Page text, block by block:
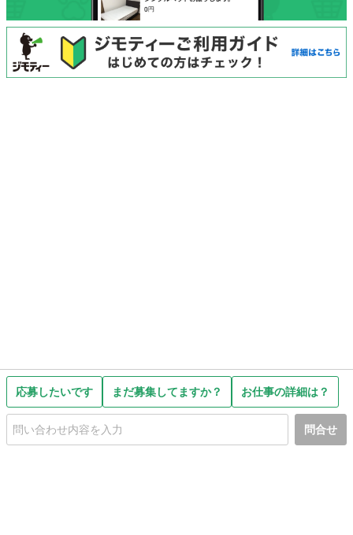
応募したいです まだ募集してますか？ お仕事の詳細は？
問合せ